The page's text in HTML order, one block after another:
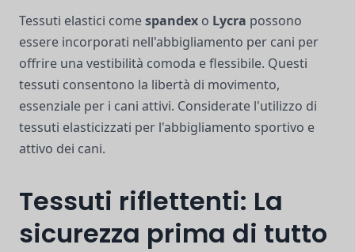
Tessuti elastici comespandex o Lycra possono
essere incorporati nell'abbigliamento per cani per
offrire una vestibilità comoda e flessibile. Questi
tessuti consentono la libertà di movimento,
essenziale per i cani attivi. Considerate l'utilizzo di
tessuti elasticizzati per l'abbigliamento sportivo e
attivo dei cani.
Tessuti riflettenti: La
sicurezza prima di tutto